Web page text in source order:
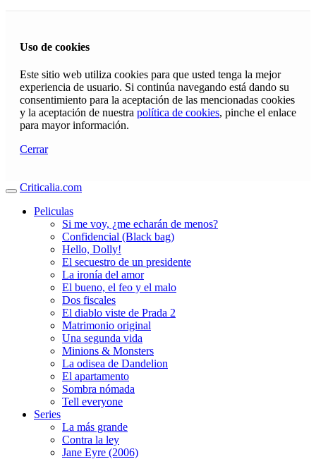
Uso de cookies
Este sitio web utiliza cookies para que usted tenga la mejor
experiencia de usuario. Si continúa navegando está dando su
consentimiento para la aceptación de las mencionadas cookies
y la aceptación de nuestra política de cookies, pinche el enlace
para mayor información.
Cerrar
Criticalia.com
Peliculas
Si me voy, ¿me echarán de menos?
Confidencial (Black bag)
Hello, Dolly!
El secuestro de un presidente
La ironía del amor
El bueno, el feo y el malo
Dos fiscales
El diablo viste de Prada 2
Matrimonio original
Una segunda vida
Minions & Monsters
La odisea de Dandelion
El apartamento
Sombra nómada
Tell everyone
Series
La más grande
Contra la ley
Jane Eyre (2006)